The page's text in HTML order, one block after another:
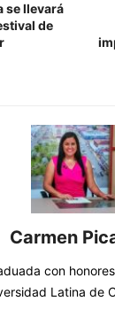
se llevará
de
Carmen
con
Latina de